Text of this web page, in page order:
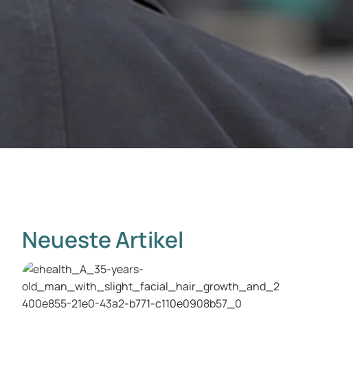
Neueste Artikel